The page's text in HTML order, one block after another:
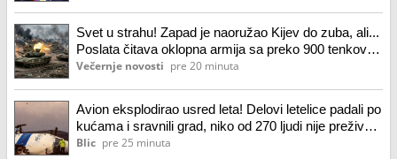
Svet u strahu! Zapad je naoružao Kijev do zuba, ali...
Poslata čitava oklopna armija sa preko 900 tenkova!
Gde su nestali?
Večernje novosti pre 20 minuta
Avion eksplodirao usred leta! Delovi letelice padali po
kućama i sravnili grad, niko od 270 ljudi nije preživeo:
noć kada je nebo gorelo
Blic pre 25 minuta